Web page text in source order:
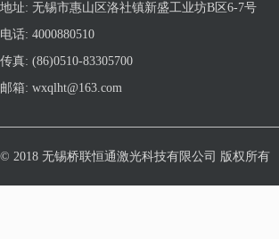
地址: 无锡市惠山区洛社镇新盛工业坊B区6-7号
电话: 4000880510
传真: (86)0510-83305700
邮箱: wxqlht@163.com
© 2018 无锡桥联恒通激光科技有限公司 版权所有